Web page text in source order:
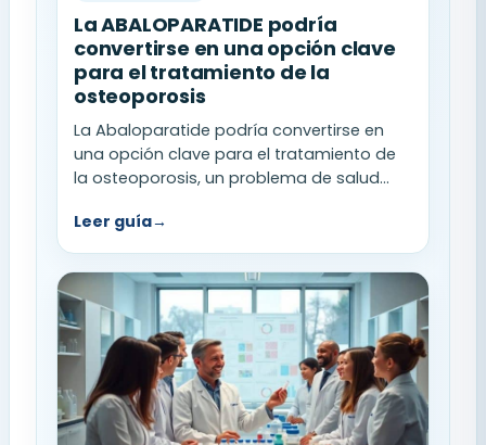
La ABALOPARATIDE podría
convertirse en una opción clave
para el tratamiento de la
osteoporosis
La Abaloparatide podría convertirse en
una opción clave para el tratamiento de
la osteoporosis, un problema de salud...
Leer guía→